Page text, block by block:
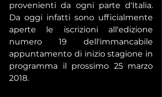
provenienti da ogni parte d'Italia.
Da oggi infatti sono ufficialmente
aperte le iscrizioni all'edizione
numero 19 dell'immancabile
appuntamento di inizio stagione in
programma il prossimo 25 marzo
2018.